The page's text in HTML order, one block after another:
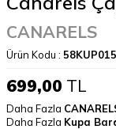
CANARELS
Ürün Kodu :
699,00 TL
Daha Fazla
Daha Fazla Kupa